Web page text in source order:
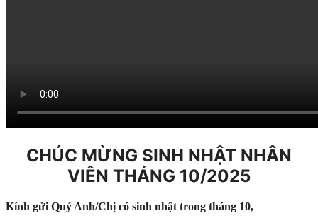
CHÚC MỪNG SINH NHẬT NHÂN
VIÊN THÁNG 10/2025
Kính gửi Quý Anh/Chị có sinh nhật trong tháng 10,